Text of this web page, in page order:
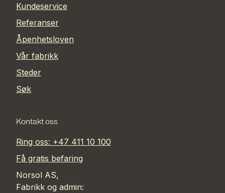
Kundeservice
Referanser
Åpenhetsloven
Vår fabrikk
Steder
Søk
Kontakt oss
Ring oss: +47 411 10 100
Få gratis befaring
Norsol AS,
Fabrikk og admin: